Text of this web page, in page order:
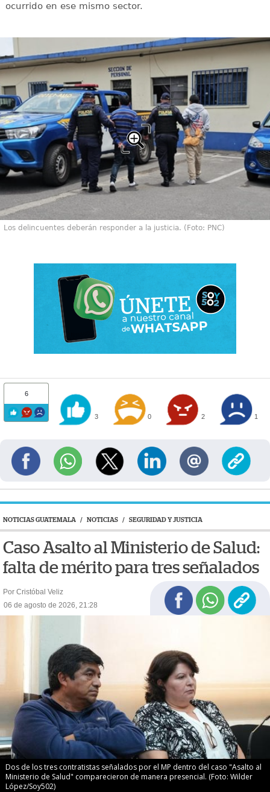
ocurrido en ese mismo sector.
Los delincuentes deberán responder a la justicia. (Foto: PNC)
6
3 0 2 1
NOTICIAS GUATEMALA / NOTICIAS / SEGURIDAD Y JUSTICIA
Caso Asalto al Ministerio de Salud:
falta de mérito para tres señalados
Por Cristóbal Veliz
06 de agosto de 2026, 21:28
Dos de los tres contratistas señalados por el MP dentro del caso "Asalto al
Ministerio de Salud" comparecieron de manera presencial. (Foto: Wilder
López/Soy502)